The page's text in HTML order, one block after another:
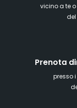
vicino a te
Prenota
presso